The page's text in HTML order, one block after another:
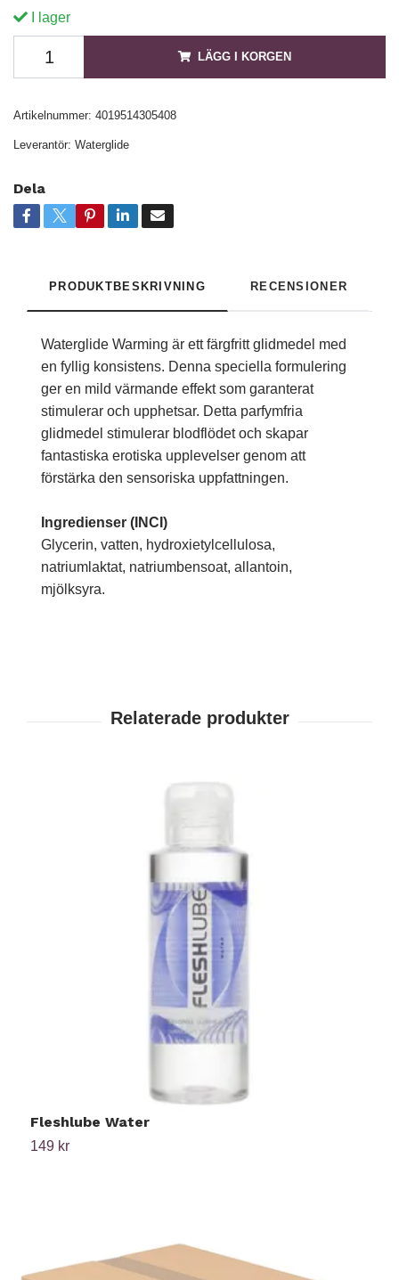
I lager
LÄGG I KORGEN
Artikelnummer: 4019514305408
Leverantör: Waterglide
Dela
PRODUKTBESKRIVNING RECENSIONER
Waterglide Warming är ett färgfritt glidmedel med
en fyllig konsistens. Denna speciella formulering
ger en mild värmande effekt som garanterat
stimulerar och upphetsar. Detta parfymfria
glidmedel stimulerar blodflödet och skapar
fantastiska erotiska upplevelser genom att
förstärka den sensoriska uppfattningen.
Ingredienser (INCI)
Glycerin, vatten, hydroxietylcellulosa,
natriumlaktat, natriumbensoat, allantoin,
mjölksyra.
Fleshlube Water
149 kr